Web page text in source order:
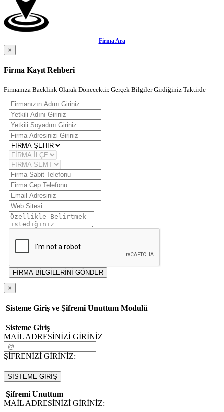
Firma Ara
×
Firma Kayıt Rehberi
Firmanıza Backlink Olarak Dönecektir. Gerçek Bilgiler Girdiğiniz Taktirde
FİRMA BİLGİLERİNİ GÖNDER
×
Sisteme Giriş ve Şifremi Unuttum Modulü
Sisteme Giriş
MAİL ADRESİNİZİ GİRİNİZ
ŞİFRENİZİ GİRİNİZ:
SİSTEME GİRİŞ
Şifremi Unuttum
MAİL ADRESİNİZİ GİRİNİZ: